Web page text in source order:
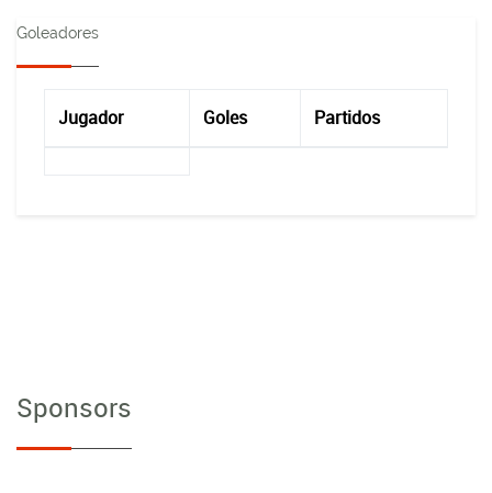
Goleadores
Jugador Goles Partidos
Sponsors